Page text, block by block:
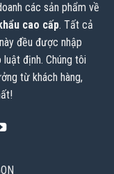
các sản phẩm về
cao cấp. Tất cả
đều được nhập
định. Chúng tôi
từ khách hàng,